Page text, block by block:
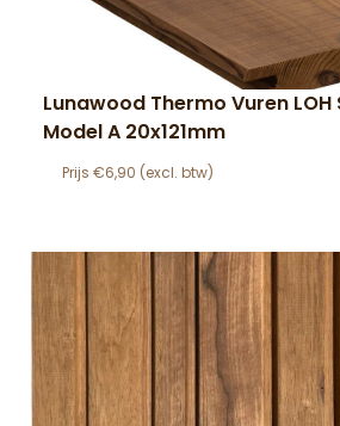
Lunawood Thermo Vuren
Model A 20x121mm
€6,90